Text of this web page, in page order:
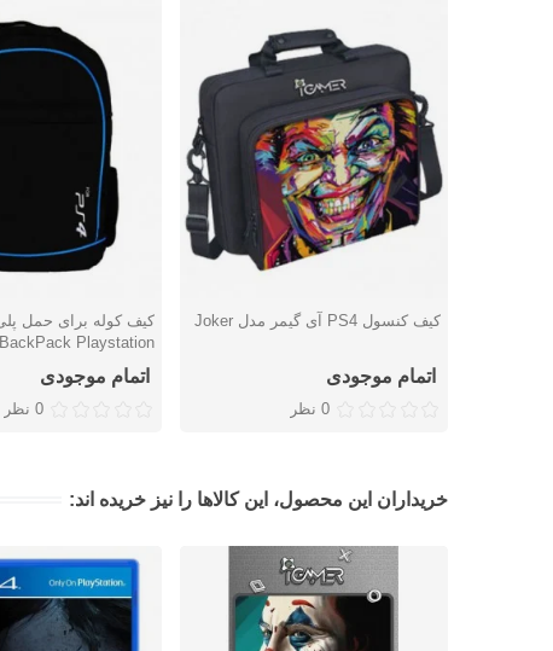
دوست داشتنکیف کنسول PS4 آی گیمر مدل Joker
اتمام موجودی
0 نظر
دوست داشتن
BackPack Playstation
اتمام موجودی
0 نظر
خریداران این محصول، این کالاها را نیز خریده اند: